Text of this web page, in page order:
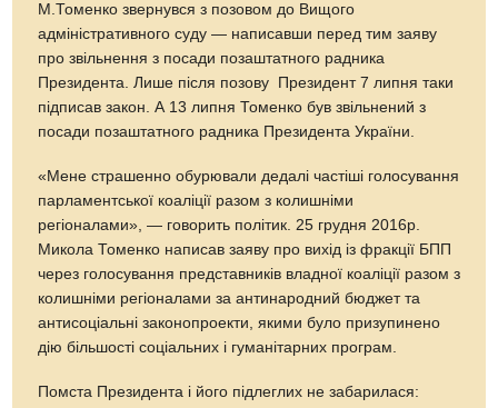
М.Томенко звернувся з позовом до Вищого
адміністративного суду — написавши перед тим заяву
про звільнення з посади позаштатного радника
Президента. Лише після позову Президент 7 липня таки
підписав закон. А 13 липня Томенко був звільнений з
посади позаштатного радника Президента України.
«Мене страшенно обурювали дедалі частіші голосування
парламентської коаліції разом з колишніми
регіоналами», — говорить політик. 25 грудня 2016р.
Микола Томенко написав заяву про вихід із фракції БПП
через голосування представників владної коаліції разом з
колишніми регіоналами за антинародний бюджет та
антисоціальні законопроекти, якими було призупинено
дію більшості соціальних і гуманітарних програм.
Помста Президента і його підлеглих не забарилася: